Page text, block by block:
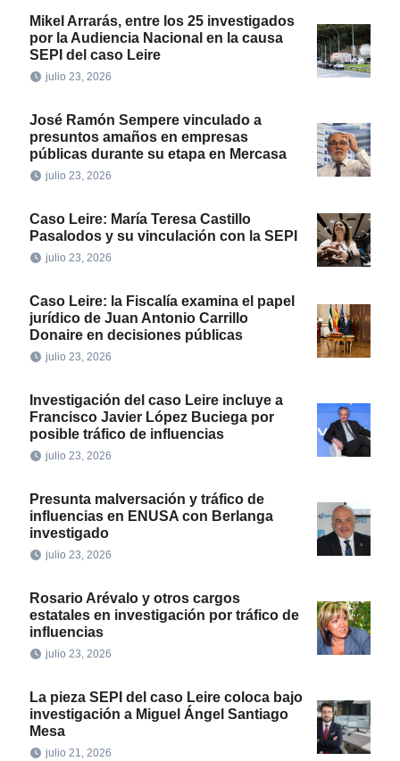
Mikel Arrarás, entre los 25 investigados
por la Audiencia Nacional en la causa
SEPI del caso Leire
julio 23, 2026
José Ramón Sempere vinculado a
presuntos amaños en empresas
públicas durante su etapa en Mercasa
julio 23, 2026
Caso Leire: María Teresa Castillo
Pasalodos y su vinculación con la SEPI
julio 23, 2026
Caso Leire: la Fiscalía examina el papel
jurídico de Juan Antonio Carrillo
Donaire en decisiones públicas
julio 23, 2026
Investigación del caso Leire incluye a
Francisco Javier López Buciega por
posible tráfico de influencias
julio 23, 2026
Presunta malversación y tráfico de
influencias en ENUSA con Berlanga
investigado
julio 23, 2026
Rosario Arévalo y otros cargos
estatales en investigación por tráfico de
influencias
julio 23, 2026
La pieza SEPI del caso Leire coloca bajo
investigación a Miguel Ángel Santiago
Mesa
julio 21, 2026